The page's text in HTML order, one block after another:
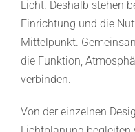
Licht. Deshalb stehen
Einrichtung und die
Mittelpunkt.
die Funktion,
verbinden.
Von der einzelnen